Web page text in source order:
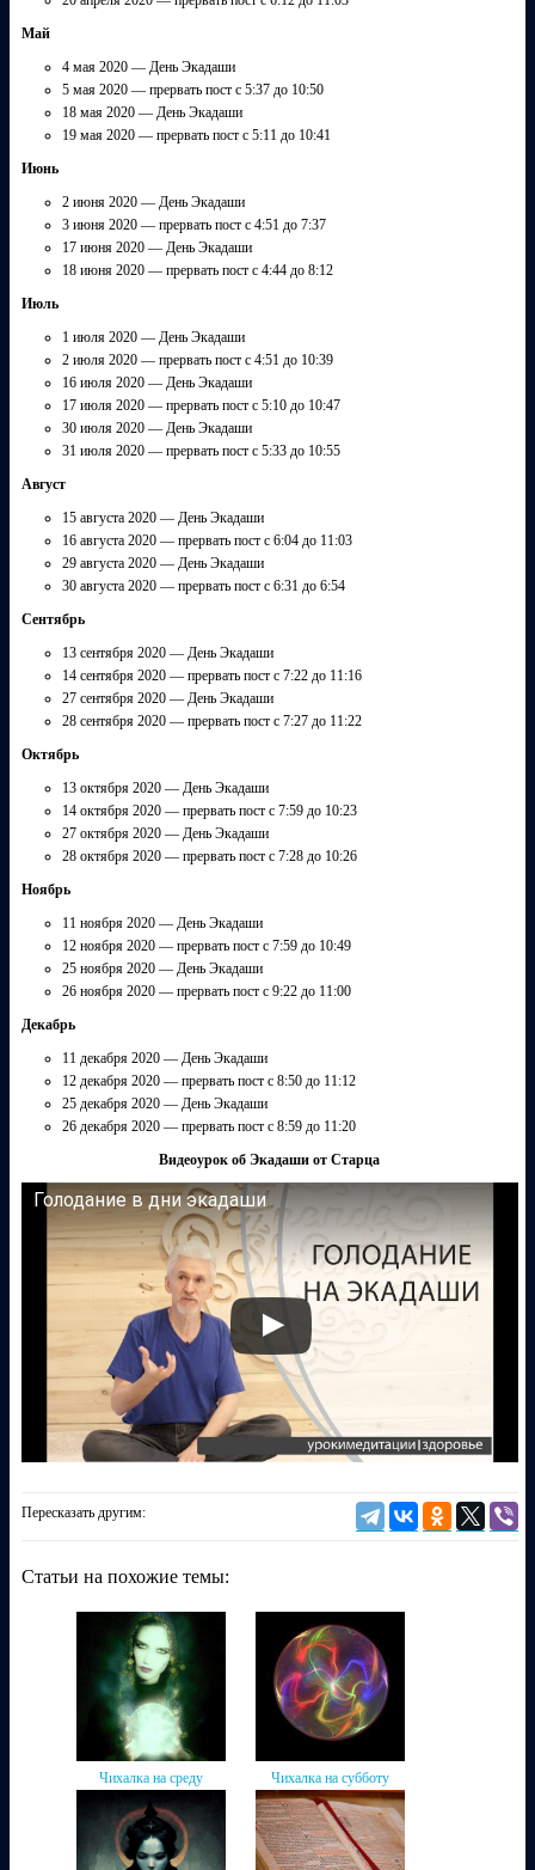
Май
4 мая 2020 — День Экадаши
5 мая 2020 — прервать пост с 5:37 до 10:50
18 мая 2020 — День Экадаши
19 мая 2020 — прервать пост с 5:11 до 10:41
Июнь
2 июня 2020 — День Экадаши
3 июня 2020 — прервать пост с 4:51 до 7:37
17 июня 2020 — День Экадаши
18 июня 2020 — прервать пост с 4:44 до 8:12
Июль
1 июля 2020 — День Экадаши
2 июля 2020 — прервать пост с 4:51 до 10:39
16 июля 2020 — День Экадаши
17 июля 2020 — прервать пост с 5:10 до 10:47
30 июля 2020 — День Экадаши
31 июля 2020 — прервать пост с 5:33 до 10:55
Август
15 августа 2020 — День Экадаши
16 августа 2020 — прервать пост с 6:04 до 11:03
29 августа 2020 — День Экадаши
30 августа 2020 — прервать пост с 6:31 до 6:54
Сентябрь
13 сентября 2020 — День Экадаши
14 сентября 2020 — прервать пост с 7:22 до 11:16
27 сентября 2020 — День Экадаши
28 сентября 2020 — прервать пост с 7:27 до 11:22
Октябрь
13 октября 2020 — День Экадаши
14 октября 2020 — прервать пост с 7:59 до 10:23
27 октября 2020 — День Экадаши
28 октября 2020 — прервать пост с 7:28 до 10:26
Ноябрь
11 ноября 2020 — День Экадаши
12 ноября 2020 — прервать пост с 7:59 до 10:49
25 ноября 2020 — День Экадаши
26 ноября 2020 — прервать пост с 9:22 до 11:00
Декабрь
11 декабря 2020 — День Экадаши
12 декабря 2020 — прервать пост с 8:50 до 11:12
25 декабря 2020 — День Экадаши
26 декабря 2020 — прервать пост с 8:59 до 11:20
Видеоурок об Экадаши от Старца
Голодание в дни экадаши
Пересказать другим:
Статьи на похожие темы:
Чихалка на среду Чихалка на субботу